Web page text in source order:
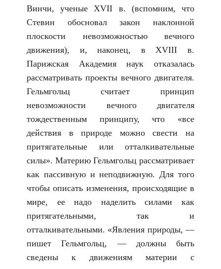
Винчи, ученые XVII в. (вспомним, что
Стевин обосновал закон наклонной
плоскости невозможностью вечного
движения), и, наконец, в XVIII в.
Парижская Академия наук отказалась
рассматривать проекты вечного двигателя.
Гельмгольц считает принцип
невозможности вечного двигателя
тождественным принципу, что «все
действия в природе можно свести на
притягательные или отталкивательные
силы». Материю Гельмгольц рассматривает
как пассивную и неподвижную. Для того
чтобы описать изменения, происходящие в
мире, ее надо наделить силами как
притягательными, так и
отталкивательными. «Явления природы, —
пишет Гельмгольц, — должны быть
сведены к движениям материи с